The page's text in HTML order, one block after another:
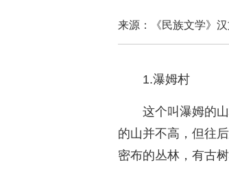
来源：《民族文学
1.瀑姆村
这个叫瀑姆的
的山并不高，但往
密布的丛林，有古